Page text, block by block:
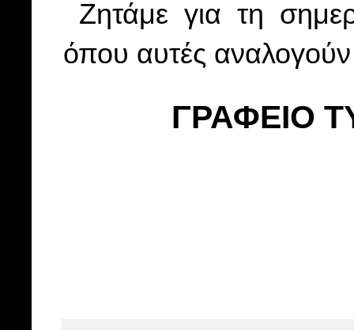
Ζητάμε για τη
όπου αυτές
ΓΡΑΦΕΙΟ